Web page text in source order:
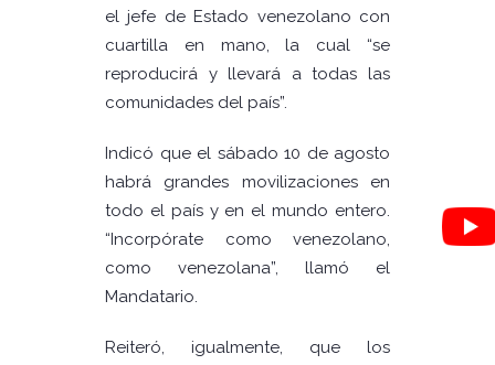
el jefe de Estado venezolano con
cuartilla en mano, la cual “se
reproducirá y llevará a todas las
comunidades del país”.
Indicó que el sábado 10 de agosto
habrá grandes movilizaciones en
todo el país y en el mundo entero.
“Incorpórate como venezolano,
como venezolana”, llamó el
Mandatario.
Reiteró, igualmente, que los